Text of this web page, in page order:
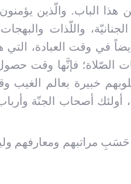
هذا الباب. والّذين
واللّذات والبهجات
في وقت العبادة، التي
الصّلاة؛ فإنَّها وقت حصول
خبيرة بعالم الغيب
أولئك أصحاب الجنّة
حَسَبِ مراتبهم ومعارفهم